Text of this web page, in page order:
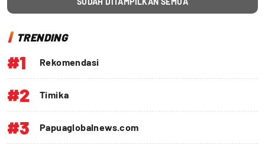
TRENDING
#1 Rekomendasi
#2 Timika
#3 Papuaglobalnews.com